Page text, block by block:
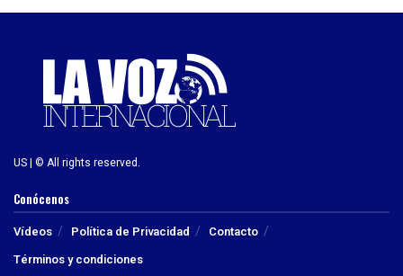
US | © All rights reserved.
Conócenos
Vídeos Política de Privacidad
Contacto
Términos y condiciones